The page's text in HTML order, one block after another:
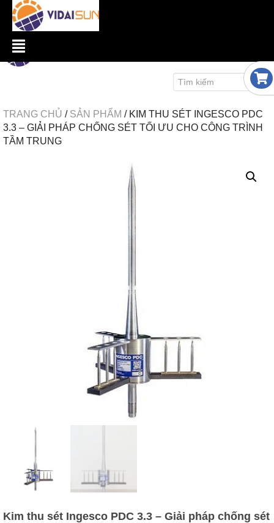
TRANG CHỦ / SẢN PHẨM / KIM THU SÉT INGESCO PDC
3.3 – GIẢI PHÁP CHỐNG SÉT TỐI ƯU CHO CÔNG TRÌNH
TẦM TRUNG
Kim thu sét Ingesco PDC 3.3 – Giải pháp chống sét